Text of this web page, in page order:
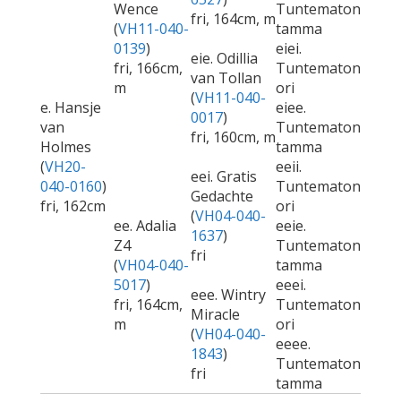
e. Hansje
van
Holmes
(VH20-
040-0160)
fri, 162cm
Wence
(VH11-040-
0139)
fri, 166cm,
m
fri, 164cm, mTuntematon
tamma
eie. Odillia
van Tollan
(VH11-040-
0017)
fri, 160cm, m
eiei.
Tuntematon
ori
eiee.
Tuntematon
tamma
ee. Adalia
Z4
(VH04-040-
5017)
fri, 164cm,
m
eei. Gratis
Gedachte
(VH04-040-
1637)
fri
eeii.
Tuntematon
ori
eeie.
Tuntematon
tamma
eee. Wintry
Miracle
(VH04-040-
1843)
fri
eeei.
Tuntematon
ori
eeee.
Tuntematon
tamma